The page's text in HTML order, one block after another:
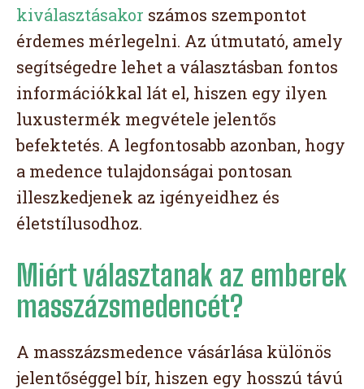
kiválasztásakor számos szempontot
érdemes mérlegelni. Az útmutató, amely
segítségedre lehet a választásban fontos
információkkal lát el, hiszen egy ilyen
luxustermék megvétele jelentős
befektetés. A legfontosabb azonban, hogy
a medence tulajdonságai pontosan
illeszkedjenek az igényeidhez és
életstílusodhoz.
Miért választanak az emberek
masszázsmedencét?
A masszázsmedence vásárlása különös
jelentőséggel bír, hiszen egy hosszú távú